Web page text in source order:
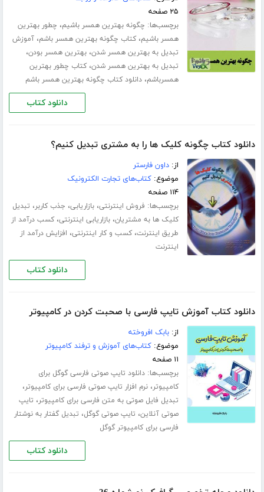
۲۵ صفحه
برچسب‌ها: چگونه بهترین همسر باشیم، چطور بهترین
همسر باشیم،کتاب چگونه بهترین همسر باشم،آموزش
تبدیل به بهترین همسر شدن،بهترین همسر بودن،
تبدیل به بهترین همسر شدن،کتاب چطور بهترین
همسرباشم،دانلود کتاب چگونه بهترین همسر باشم
دانلود کتاب
دانلود کتاب چگونه کلیک ها را به مشتری تبدیل کنیم؟
از:داون فارستر
موضوع:کتاب‌های تجارت الکترونیک
۱۱۴ صفحه
برچسب‌ها: فروش اینترنتی،بازاریابی، جذب کاربر، تبدیل
کلیک ها به مشتریان،بازاریابی اینترنتی،کسب درآمد از
طریق اینترنت،کسب و کار اینترنتی، افزایش درآمد از
اینترنت
دانلود کتاب
دانلود کتاب آموزش تایپ فارسی با صحبت کردن در کامپیوتر
از:بابک افروخته
موضوع:کتاب‌های آموزش و ترفند کامپیوتر
۱۱ صفحه
برچسب‌ها:دانلود تایپ صوتی فارسی گوگل برای
کامپیوتر،نرم افزار تایپ صوتی فارسی برای کامپیوتر،
تبدیل فایل صوتی به متن فارسی برای کامپیوتر، تایپ
صوتی آنلاین، تایپ صوتی گوگل، تبدیل گفتار به نوشتار
فارسی برای کامپیوتر گوگل
دانلود کتاب